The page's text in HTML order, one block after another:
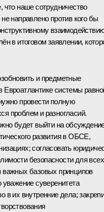
что наше сотрудничество
направлено против кого бы
в итоговом заявлении,
и предметные
системы
провести полную
проблем и разногласий.
будет выйти на
развития вОБСЕ,
согласовать
безопасности для всех
важных базовых принципов
суверенитета
в их внутренние дела;